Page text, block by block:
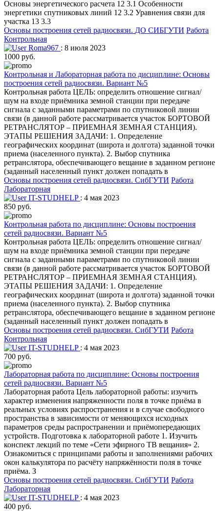
Основы энергетического расчета 12 3.1 Особенности
энергетики спутниковых линий 12 3.2 Уравнения связи для
участка 13 3.3
Основы построения сетей радиосвязи. ДО СИБГУТИ Работа
Контрольная
Roma967 : 8 июля 2023
1000 руб.
Контрольная и Лабораторная работа по дисциплине: Основы
построения сетей радиосвязи. Вариант №5
Контрольная работа ЦЕЛЬ: определить отношение сигнал/
шум на входе приёмника земной станции при передаче
сигнала с заданными параметрами по спутниковой линии
связи (в данной работе рассматривается участок БОРТОВОЙ
РЕТРАНСЛЯТОР – ПРИЕМНАЯ ЗЕМНАЯ СТАНЦИЯ).
ЭТАПЫ РЕШЕНИЯ ЗАДАЧИ: 1. Определение
географических координат (широта и долгота) заданной точки
приема (населенного пункта). 2. Выбор спутника
ретранслятора, обеспечивающего вещание в заданном регионе
(заданный населенный пункт должен попадать в
Основы построения сетей радиосвязи. СибГУТИ Работа
Лабораторная
IT-STUDHELP : 4 мая 2023
850 руб.
Контрольная работа по дисциплине: Основы построения
сетей радиосвязи. Вариант №5
Контрольная работа ЦЕЛЬ: определить отношение сигнал/
шум на входе приёмника земной станции при передаче
сигнала с заданными параметрами по спутниковой линии
связи (в данной работе рассматривается участок БОРТОВОЙ
РЕТРАНСЛЯТОР – ПРИЕМНАЯ ЗЕМНАЯ СТАНЦИЯ).
ЭТАПЫ РЕШЕНИЯ ЗАДАЧИ: 1. Определение
географических координат (широта и долгота) заданной точки
приема (населенного пункта). 2. Выбор спутника
ретранслятора, обеспечивающего вещание в заданном регионе
(заданный населенный пункт должен попадать в
Основы построения сетей радиосвязи. СибГУТИ Работа
Контрольная
IT-STUDHELP : 4 мая 2023
700 руб.
Лабораторная работа по дисциплине: Основы построения
сетей радиосвязи. Вариант №5
Лабораторная работа Цель лабораторной работы: изучить
характер изменения напряженности поля в точке приёма в
реальных условиях распространения и в случае свободного
пространства в зависимости от меняющихся исходных
параметров среды распространении и приёмопередающих
устройств. Подготовка к лабораторной работе 1. Изучить
конспект лекций по теме «Сети эфирного ТВ вещания» 2.
Ознакомиться с принципами работы и заполнениями рабочих
окон калькулятора по расчёту напряжённости поля в точке
приёма. З
Основы построения сетей радиосвязи. СибГУТИ Работа
Лабораторная
IT-STUDHELP : 4 мая 2023
400 руб.